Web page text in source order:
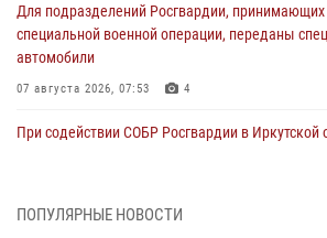
Для подразделений Росгвардии, принимающих
специальной военной операции, переданы
автомобили
07 августа 2026, 07:53 4
При содействии СОБР Росгвардии в Иркутской
ПОПУЛЯРНЫЕ НОВОСТИ